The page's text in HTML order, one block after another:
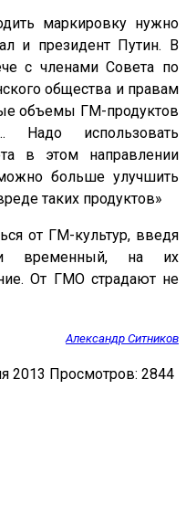
маркировку нужно
и президент Путин. В
с членами Совета по
общества и правам
объемы ГМ-продуктов
использовать
в этом направлении
больше улучшить
таких продуктов»
от ГМ-культур, введя
временный, на их
От ГМО страдают не
Александр Ситников
2013 Просмотров: 2844